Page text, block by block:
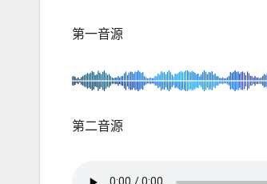
第一音源
第二音源